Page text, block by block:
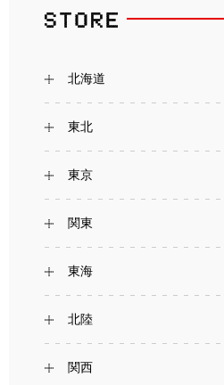
北海道
東北
東京
関東
東海
北陸
関西